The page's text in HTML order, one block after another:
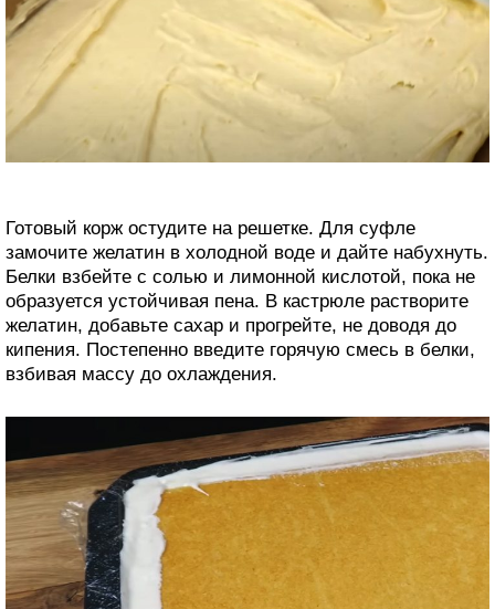
Готовый корж остудите на решетке. Для суфле
замочите желатин в холодной воде и дайте набухнуть.
Белки взбейте с солью и лимонной кислотой, пока не
образуется устойчивая пена. В кастрюле растворите
желатин, добавьте сахар и прогрейте, не доводя до
кипения. Постепенно введите горячую смесь в белки,
взбивая массу до охлаждения.